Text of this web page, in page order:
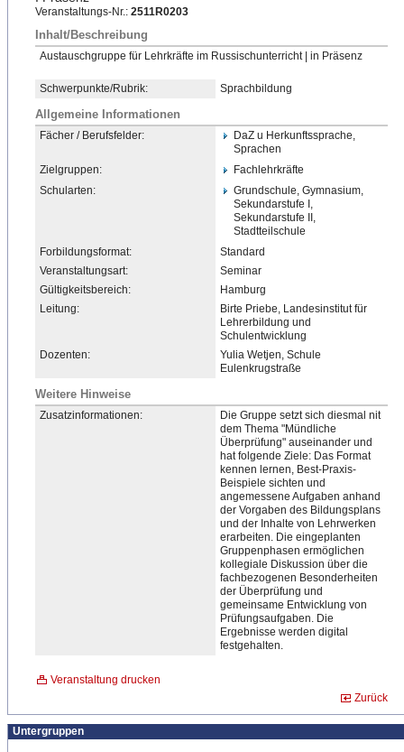
Veranstaltungs-Nr.: 2511R0203
Inhalt/Beschreibung
Austauschgruppe für Lehrkräfte im Russischunterricht | in Präsenz
Schwerpunkte/Rubrik: Sprachbildung
Allgemeine Informationen
Fächer / Berufsfelder:
DaZ u Herkunftssprache,
Sprachen
Zielgruppen:
Fachlehrkräfte
Schularten:
Grundschule, Gymnasium,
Sekundarstufe I,
Sekundarstufe II,
Stadtteilschule
Forbildungsformat:
Standard
Veranstaltungsart:
Seminar
Gültigkeitsbereich:
Hamburg
Leitung:
Birte Priebe, Landesinstitut für
Lehrerbildung und
Schulentwicklung
Dozenten:
Yulia Wetjen, Schule
Eulenkrugstraße
Weitere Hinweise
Zusatzinformationen:
Die Gruppe setzt sich diesmal nit
dem Thema "Mündliche
Überprüfung" auseinander und
hat folgende Ziele: Das Format
kennen lernen, Best-Praxis-
Beispiele sichten und
angemessene Aufgaben anhand
der Vorgaben des Bildungsplans
und der Inhalte von Lehrwerken
erarbeiten. Die eingeplanten
Gruppenphasen ermöglichen
kollegiale Diskussion über die
fachbezogenen Besonderheiten
der Überprüfung und
gemeinsame Entwicklung von
Prüfungsaufgaben. Die
Ergebnisse werden digital
festgehalten.
Veranstaltung drucken
Zurück
Untergruppen